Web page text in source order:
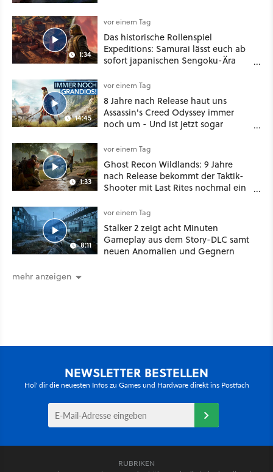
1:34
vor einem Tag
Das historische Rollenspiel
Expeditions: Samurai lässt euch ab
sofort japanischen Sengoku-Ära
oder Diplomatie
14:45
vor einem Tag
8 Jahre nach Release haut uns
Assassin's Creed Odyssey immer
noch um - Und ist jetzt sogar
1:33
vor einem Tag
Ghost Recon Wildlands: 9 Jahre
nach Release bekommt der Taktik-
Shooter mit Last Rites nochmal ein
8:11
vor einem Tag
Stalker 2 zeigt acht Minuten
Gameplay aus dem Story-DLC samt
neuen Anomalien und Gegnern
mehr anzeigen
NEWSLETTER BESTELLEN
Hol' dir die neuesten Infos zu Games und Hardware direkt ins Postfach
RUBRIKEN